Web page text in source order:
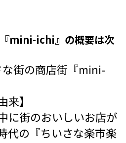
mini-ichi』の概要は次
街の商店街『mini-
】
街のおいしいお店が
代の『ちいさな楽市楽